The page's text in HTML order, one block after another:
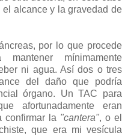
alcance y la gravedad de
por lo que procede
mínimamente
ni agua. Así dos o tres
del daño que podría
órgano. Un TAC para
afortunadamente eran
confirmar la "cantera", o el
que era mi vesícula